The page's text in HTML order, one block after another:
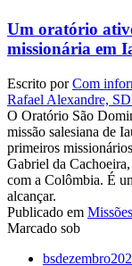
Um oratório
missionária em
Escrito porCom
Rafael Alexandre,
O Oratório São
missão salesiana de
primeiros
Gabriel da
com a Colômbia. É
alcançar.
Publicado em Missões
Marcado sob